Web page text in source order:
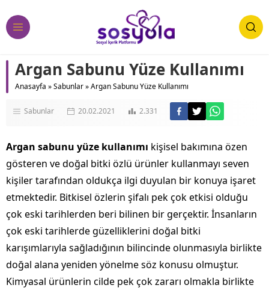
Argan Sabunu Yüze Kullanımı
Anasayfa »Sabunlar»Argan Sabunu Yüze Kullanımı
Sabunlar 20.02.2021 2.331
Argan sabunu yüze kullanımı kişisel bakımına özen
gösteren ve doğal bitki özlü ürünler kullanmayı seven
kişiler tarafından oldukça ilgi duyulan bir konuya işaret
etmektedir. Bitkisel özlerin şifalı pek çok etkisi olduğu
çok eski tarihlerden beri bilinen bir gerçektir. İnsanların
çok eski tarihlerde güzelliklerini doğal bitki
karışımlarıyla sağladığının bilincinde olunmasıyla birlikte
doğal alana yeniden yönelme söz konusu olmuştur.
Kimyasal ürünlerin cilde pek çok zararı olmakla birlikte